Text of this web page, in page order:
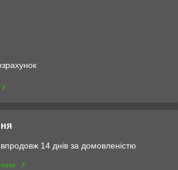
14 днів за домовленістю